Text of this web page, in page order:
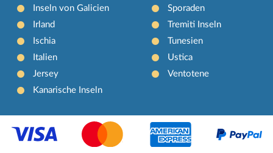
Inseln von Galicien
Irland
Ischia
Italien
Jersey
Kanarische Inseln
Sporaden
Tremiti Inseln
Tunesien
Ustica
Ventotene